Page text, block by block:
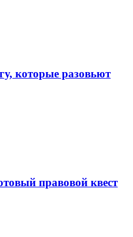
которые разовьют
правовой квест